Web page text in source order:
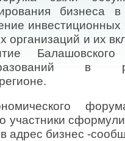
бизнеса
инвестиционных
организаций и их
в
участники
адрес бизнес -